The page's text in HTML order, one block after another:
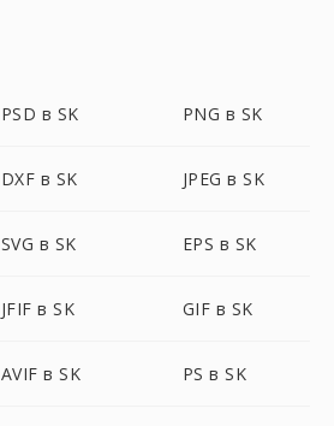
PSD в SK PNG в SK
DXF в SK JPEG в SK
SVG в SK EPS в SK
JFIF в SK GIF в SK
AVIF в SK PS в SK